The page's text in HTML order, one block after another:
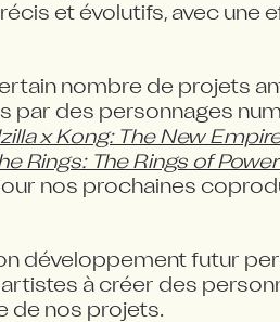
et évolutifs, avec une
nombre de projets
par des personnages
x Kong: The New
Rings: The Rings of Power
développement futur
à créer des
de nos projets.